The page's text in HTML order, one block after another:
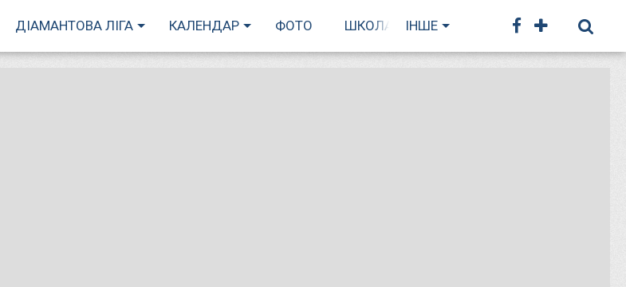
ДІАМАНТОВА ЛІГА КАЛЕНДАР ФОТО ШКОЛА БІГУ
ІНШЕ